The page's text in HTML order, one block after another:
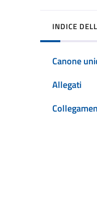
INDICE
Canone
Allegati